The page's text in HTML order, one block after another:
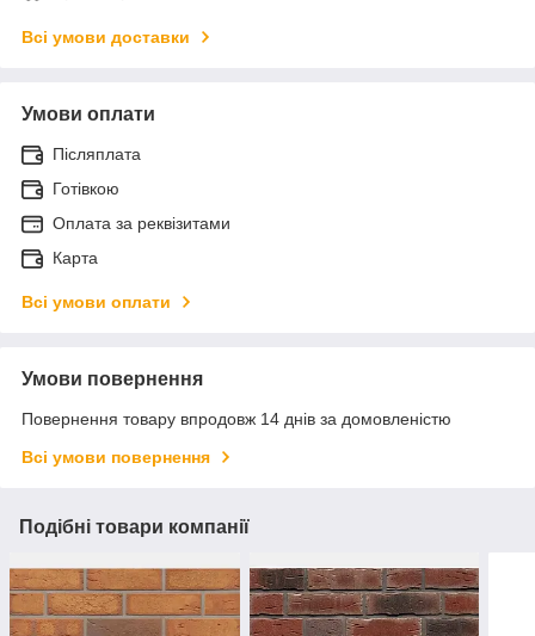
Всі умови доставки
Умови оплати
Післяплата
Готівкою
Оплата за реквізитами
Карта
Всі умови оплати
Умови повернення
Повернення товару впродовж 14 днів за домовленістю
Всі умови повернення
Подібні товари компанії